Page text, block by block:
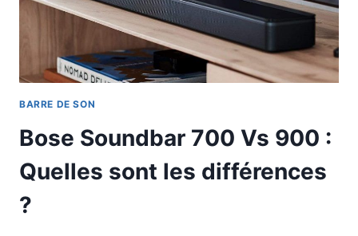
BARRE DE SON
Bose Soundbar 700 Vs 900 :
Quelles sont les différences
?